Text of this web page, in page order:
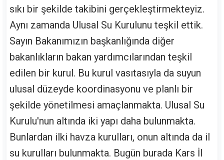
sıkı bir şekilde takibini gerçekleştirmekteyiz.
Aynı zamanda Ulusal Su Kurulunu teşkil ettik.
Sayın Bakanımızın başkanlığında diğer
bakanlıkların bakan yardımcılarından teşkil
edilen bir kurul. Bu kurul vasıtasıyla da suyun
ulusal düzeyde koordinasyonu ve planlı bir
şekilde yönetilmesi amaçlanmakta. Ulusal Su
Kurulu'nun altında iki yapı daha bulunmakta.
Bunlardan ilki havza kurulları, onun altında da il
su kurulları bulunmakta. Bugün burada Kars İl